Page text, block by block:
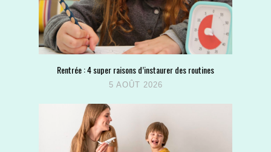
Rentrée : 4 super raisons d’instaurer des routines
5 AOÛT 2026